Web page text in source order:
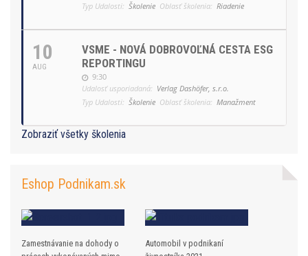
Typ Udalosti: Školenie Oblasť školenia: Riadenie
10
AUG
VSME - NOVÁ DOBROVOĽNÁ CESTA ESG
REPORTINGU
9:30
Udalosť usporiadaná: Verlag Dashöfer, s.r.o.
Typ Udalosti: Školenie Oblasť školenia: Manažment
Zobraziť všetky školenia
Eshop Podnikam.sk
Zamestnávanie na dohody o
Automobil v podnikaní